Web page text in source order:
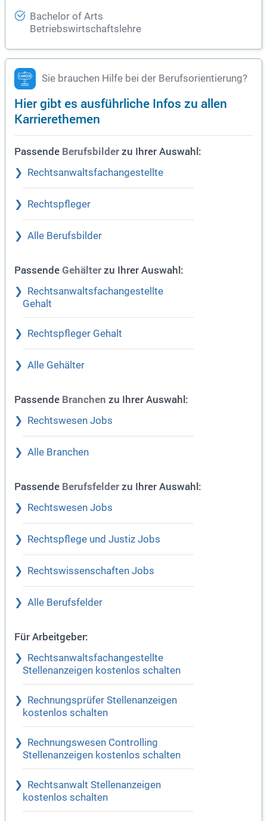
Bachelor of Arts
Betriebswirtschaftslehre
Sie brauchen Hilfe bei der Berufsorientierung?
Hier gibt es ausführliche Infos zu allen
Karrierethemen
Passende Berufsbilder zu Ihrer Auswahl:
Rechtsanwaltsfachangestellte
Rechtspfleger
Alle Berufsbilder
Passende Gehälter zu Ihrer Auswahl:
Rechtsanwaltsfachangestellte
Gehalt
Rechtspfleger Gehalt
Alle Gehälter
Passende Branchen zu Ihrer Auswahl:
Rechtswesen Jobs
Alle Branchen
Passende Berufsfelder zu Ihrer Auswahl:
Rechtswesen Jobs
Rechtspflege und Justiz Jobs
Rechtswissenschaften Jobs
Alle Berufsfelder
Für Arbeitgeber:
Rechtsanwaltsfachangestellte
Stellenanzeigen kostenlos schalten
Rechnungsprüfer Stellenanzeigen
kostenlos schalten
Rechnungswesen Controlling
Stellenanzeigen kostenlos schalten
Rechtsanwalt Stellenanzeigen
kostenlos schalten